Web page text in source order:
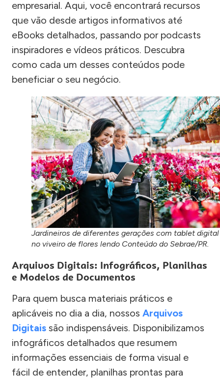
empresarial. Aqui, você encontrará recursos
que vão desde artigos informativos até
eBooks detalhados, passando por podcasts
inspiradores e vídeos práticos. Descubra
como cada um desses conteúdos pode
beneficiar o seu negócio.
Jardineiros de diferentes gerações com tablet digital
no viveiro de flores lendo Conteúdo do Sebrae/PR.
Arquivos Digitais: Infográficos, Planilhas
e Modelos de Documentos
Para quem busca materiais práticos e
aplicáveis no dia a dia, nossos Arquivos
Digitais são indispensáveis. Disponibilizamos
infográficos detalhados que resumem
informações essenciais de forma visual e
fácil de entender, planilhas prontas para